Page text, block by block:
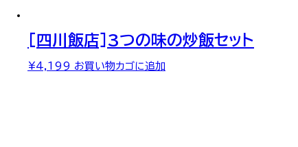
[四川飯店]3つの味の炒飯セット
¥4,199 お買い物カゴに追加